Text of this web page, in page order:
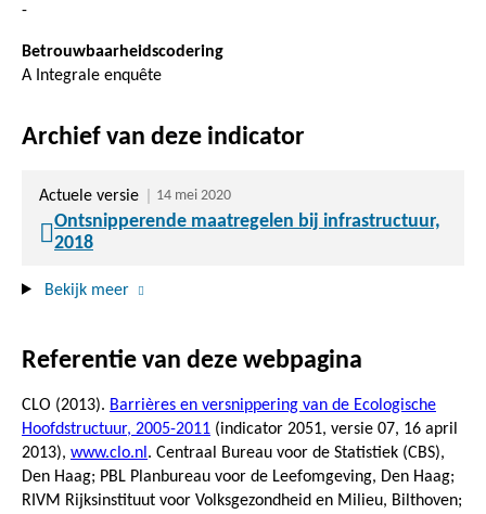
-
Betrouwbaarheidscodering
A Integrale enquête
Archief van deze indicator
Actuele versie 14 mei 2020
Ontsnipperende maatregelen bij infrastructuur,
2018
Bekijk meer
Referentie van deze webpagina
CLO (2013). Barrières en versnippering van de Ecologische
Hoofdstructuur, 2005-2011 (indicator 2051, versie 07, 16 april
2013), www.clo.nl . Centraal Bureau voor de Statistiek (CBS),
Den Haag; PBL Planbureau voor de Leefomgeving, Den Haag;
RIVM Rijksinstituut voor Volksgezondheid en Milieu, Bilthoven;